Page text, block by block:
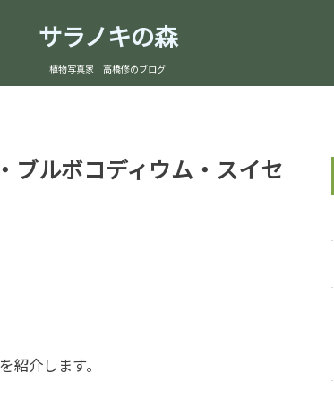
サラノキの森
植物写真家 高橋修のブログ
ルボコディウム・スイセ
介します。